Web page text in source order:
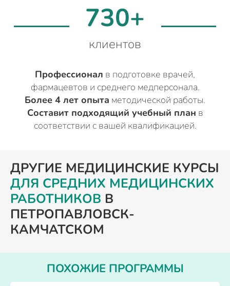
730+
клиентов
Профессионал в подготовке врачей,
фармацевтов и среднего медперсонала.
Более 4 лет опыта методической работы.
Составит подходящий учебный план в
соответствии с вашей квалификацией.
ДРУГИЕ МЕДИЦИНСКИЕ КУРСЫ
ДЛЯ СРЕДНИХ МЕДИЦИНСКИХ
РАБОТНИКОВ В
ПЕТРОПАВЛОВСК-
КАМЧАТСКОМ
ПОХОЖИЕ ПРОГРАММЫ